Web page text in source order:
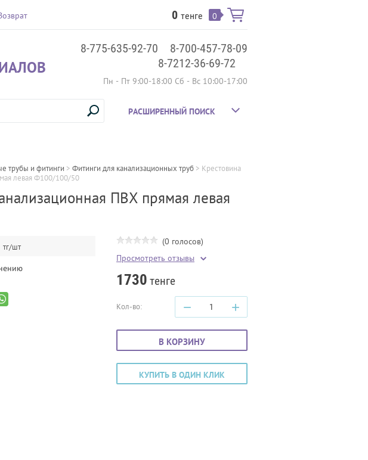
0 тенге 0
8-775-635-92-70
8-700-457-78-09
8-7212-36-69-72
Пн - Пт 9:00-18:00 Сб - Вс 10:00-17:00
РАСШИРЕННЫЙ ПОИСК
трубы и фитинги > Фитинги для канализационных труб > Крестовина
левая Ф100/100/50
ПВХ прямая левая
тг/шт
(0 голосов)
Просмотреть отзывы
1730 тенге
Кол-во: − +
В КОРЗИНУ
КУПИТЬ В ОДИН КЛИК